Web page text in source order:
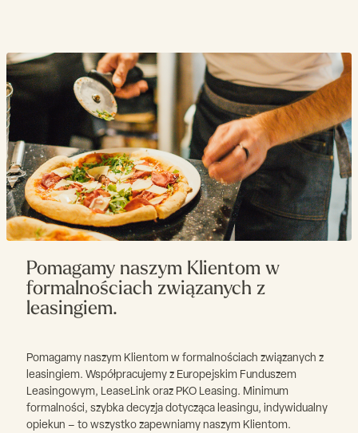
Zasilanie elektryczne
Rozmiar
komory(mm)
1125x1125x150
Pomagamy naszym Klientom w
formalnościach związanych z
leasingiem.
Pomagamy naszym Klientom w formalnościach związanych z
leasingiem. Współpracujemy z Europejskim Funduszem
Leasingowym, LeaseLink oraz PKO Leasing. Minimum
formalności, szybka decyzja dotycząca leasingu, indywidualny
opiekun – to wszystko zapewniamy naszym Klientom.